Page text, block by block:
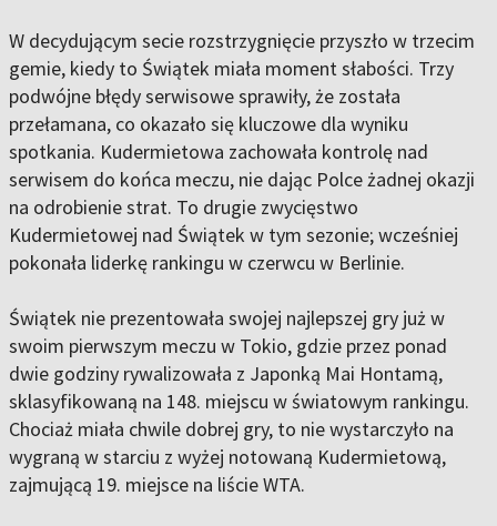
W decydującym secie rozstrzygnięcie przyszło w trzecim
gemie, kiedy to Świątek miała moment słabości. Trzy
podwójne błędy serwisowe sprawiły, że została
przełamana, co okazało się kluczowe dla wyniku
spotkania. Kudermietowa zachowała kontrolę nad
serwisem do końca meczu, nie dając Polce żadnej okazji
na odrobienie strat. To drugie zwycięstwo
Kudermietowej nad Świątek w tym sezonie; wcześniej
pokonała liderkę rankingu w czerwcu w Berlinie.
Świątek nie prezentowała swojej najlepszej gry już w
swoim pierwszym meczu w Tokio, gdzie przez ponad
dwie godziny rywalizowała z Japonką Mai Hontamą,
sklasyfikowaną na 148. miejscu w światowym rankingu.
Chociaż miała chwile dobrej gry, to nie wystarczyło na
wygraną w starciu z wyżej notowaną Kudermietową,
zajmującą 19. miejsce na liście WTA.